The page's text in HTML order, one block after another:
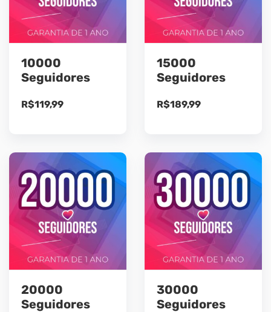
10000
Seguidores
R$119,99
15000
Seguidores
R$189,99
20000
Seguidores
30000
Seguidores